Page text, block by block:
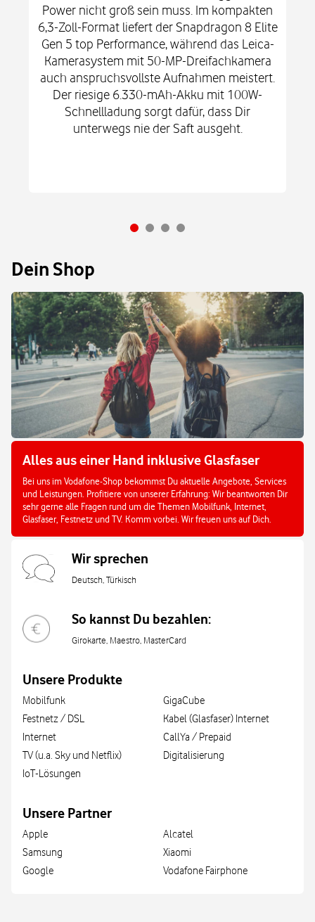
Power nicht groß sein muss. Im kompakten
6,3-Zoll-Format liefert der Snapdragon 8 Elite
Gen 5 top Performance, während das Leica-
Kamerasystem mit 50-MP-Dreifachkamera
auch anspruchsvollste Aufnahmen meistert.
Der riesige 6.330-mAh-Akku mit 100W-
Schnellladung sorgt dafür, dass Dir
unterwegs nie der Saft ausgeht.
Dein Shop
Alles aus einer Hand inklusive Glasfaser
Bei uns im Vodafone-Shop bekommst Du aktuelle Angebote, Services
und Leistungen. Profitiere von unserer Erfahrung: Wir beantworten Dir
sehr gerne alle Fragen rund um die Themen Mobilfunk, Internet,
Glasfaser, Festnetz und TV. Komm vorbei. Wir freuen uns auf Dich.
Wir sprechen
Deutsch, Türkisch
So kannst Du bezahlen:
Girokarte, Maestro, MasterCard
Unsere Produkte
Mobilfunk
Festnetz / DSL
Internet
TV (u.a. Sky und Netflix)
IoT-Lösungen
GigaCube
Kabel (Glasfaser) Internet
CallYa / Prepaid
Digitalisierung
Unsere Partner
Apple
Samsung
Google
Alcatel
Xiaomi
Vodafone Fairphone